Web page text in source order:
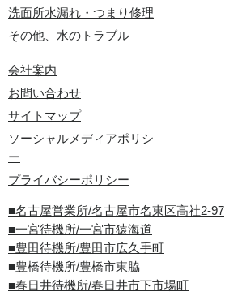
洗面所水漏れ・つまり修理
その他、水のトラブル
会社案内
お問い合わせ
サイトマップ
ソーシャルメディアポリシ
ー
プライバシーポリシー
■名古屋営業所/名古屋市名東区高社2-97
■一宮待機所/一宮市猿海道
■豊田待機所/豊田市広久手町
■豊橋待機所/豊橋市東脇
■春日井待機所/春日井市下市場町